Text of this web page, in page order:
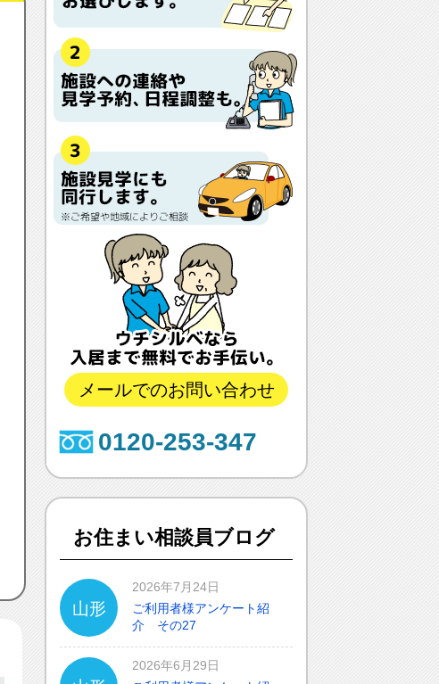
他の紹介会社と「ウチシルベ」はどう
違うの？aa
メールでのお問い合わせ
0120-253-347
お住まい相談員ブログ
山形
2026年7月24日
ご利用者様アンケート紹
介 その27
2026年6月29日